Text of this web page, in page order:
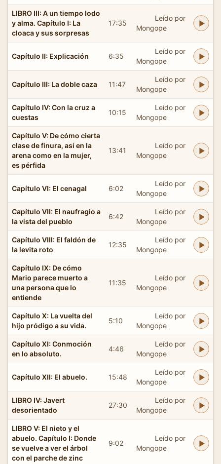
LIBRO III: A un tiempo lodo
y alma. Capítulo I: La
cloaca y sus sorpresas
17:35
Leído por
Mongope
Capítulo II: Explicación 6:35
Leído por
Mongope
Capítulo III: La doble caza 11:47
Leído por
Mongope
Capítulo IV: Con la cruz a
cuestas
10:15
Leído por
Mongope
Capítulo V: De cómo cierta
clase de finura, así en la
arena como en la mujer,
es pérfida
13:41
Leído por
Mongope
Capítulo VI: El cenagal 6:02
Leído por
Mongope
Capítulo VII: El naufragio a
la vista del pueblo
6:42
Leído por
Mongope
Capítulo VIII: El faldón de
la levita roto
12:35
Leído por
Mongope
Capítulo IX: De cómo
Mario parece muerto a
una persona que lo
entiende
11:35
Leído por
Mongope
Capítulo X: La vuelta del
hijo pródigo a su vida.
5:10
Leído por
Mongope
Capítulo XI: Conmoción
en lo absoluto.
4:46
Leído por
Mongope
Capítulo XII: El abuelo. 15:48
Leído por
Mongope
LIBRO IV: Javert
desorientado
27:30
Leído por
Mongope
LIBRO V: El nieto y el
abuelo. Capítulo I: Donde
se vuelve a ver el árbol
con el parche de zinc
9:02
Leído por
Mongope